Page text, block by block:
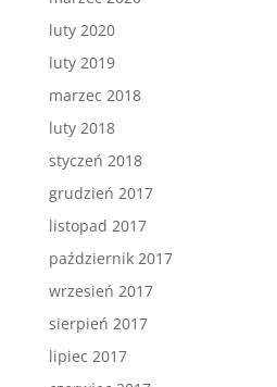
luty 2020
luty 2019
marzec 2018
luty 2018
styczeń 2018
grudzień 2017
listopad 2017
październik 2017
wrzesień 2017
sierpień 2017
lipiec 2017